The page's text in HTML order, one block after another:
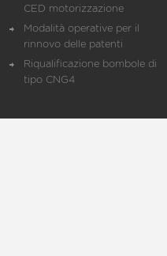
CED motorizzazione
Modalità operative per il
rinnovo delle patenti
Riqualificazione bombole di
tipo CNG4